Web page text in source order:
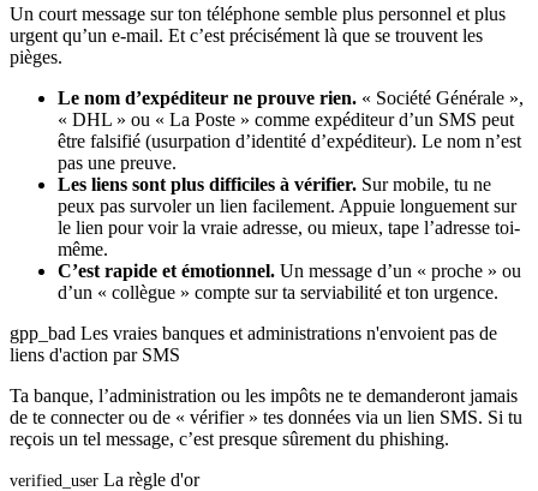
Un court message sur ton téléphone semble plus personnel et plus
urgent qu’un e-mail. Et c’est précisément là que se trouvent les
pièges.
Le nom d’expéditeur ne prouve rien. « Société Générale »,
« DHL » ou « La Poste » comme expéditeur d’un SMS peut
être falsifié (usurpation d’identité d’expéditeur). Le nom n’est
pas une preuve.
Les liens sont plus difficiles à vérifier. Sur mobile, tu ne
peux pas survoler un lien facilement. Appuie longuement sur
le lien pour voir la vraie adresse, ou mieux, tape l’adresse toi-
même.
C’est rapide et émotionnel. Un message d’un « proche » ou
d’un « collègue » compte sur ta serviabilité et ton urgence.
gpp_bad Les vraies banques et administrations n'envoient pas de
liens d'action par SMS
Ta banque, l’administration ou les impôts ne te demanderont jamais
de te connecter ou de « vérifier » tes données via un lien SMS. Si tu
reçois un tel message, c’est presque sûrement du phishing.
verified_user La règle d'or